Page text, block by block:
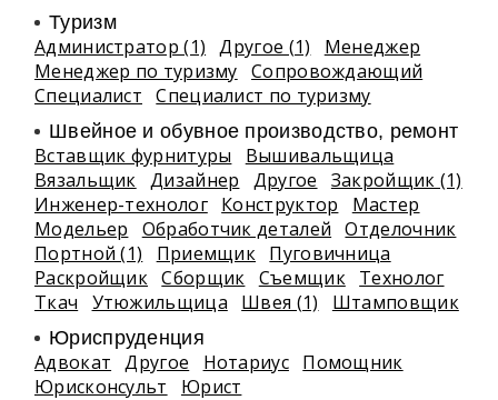
Туризм
Администратор (1) Другое (1)
Менеджер
Менеджер по туризму Сопровождающий
Специалист
Специалист по туризму
Швейное и обувное производство, ремонт
Вставщик фурнитуры
Вышивальщица
Вязальщик Дизайнер Другое
Закройщик (1)
Инженер-технолог Конструктор
Мастер
Модельер
Обработчик деталей
Отделочник
Портной (1)
Приемщик Пуговичница
Раскройщик Сборщик Съемщик Технолог
Ткач
Утюжильщица Швея (1) Штамповщик
Юриспруденция
Адвокат Другое Нотариус Помощник
Юрисконсульт
Юрист